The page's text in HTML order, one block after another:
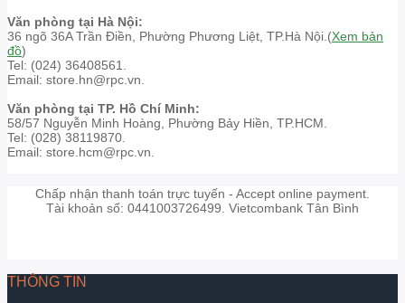
Văn phòng tại Hà Nội:
36 ngõ 36A Trần Điền, Phường Phương Liệt, TP.Hà Nội.(Xem bản
đồ)
Tel: (024) 36408561.
Email: store.hn@rpc.vn.
Văn phòng tại TP. Hồ Chí Minh:
58/57 Nguyễn Minh Hoàng, Phường Bảy Hiền, TP.HCM.
Tel: (028) 38119870.
Email: store.hcm@rpc.vn.
Chấp nhận thanh toán trực tuyến - Accept online payment.
Tài khoản số: 0441003726499. Vietcombank Tân Bình
THÔNG TIN